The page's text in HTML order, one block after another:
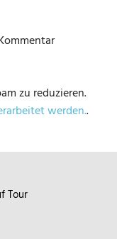
zu reduzieren.
werden..
Tour